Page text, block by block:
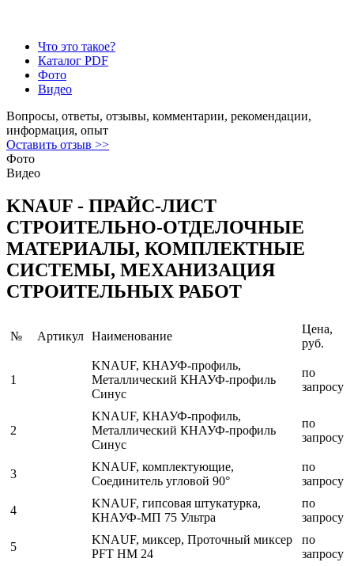
Что это такое?
Каталог PDF
Фото
Видео
Вопросы, ответы, отзывы, комментарии, рекомендации,
информация, опыт
Оставить отзыв >>
Фото
Видео
KNAUF - ПРАЙС-ЛИСТ
СТРОИТЕЛЬНО-ОТДЕЛОЧНЫЕ
МАТЕРИАЛЫ, КОМПЛЕКТНЫЕ
СИСТЕМЫ, МЕХАНИЗАЦИЯ
СТРОИТЕЛЬНЫХ РАБОТ
№ Артикул Наименование
Цена,
руб.
1
KNAUF, КНАУФ-профиль,
Металлический КНАУФ-профиль
Синус
по
запросу
2
KNAUF, КНАУФ-профиль,
Металлический КНАУФ-профиль
Синус
по
запросу
3
KNAUF, комплектующие,
Соединитель угловой 90°
по
запросу
4
KNAUF, гипсовая штукатурка,
КНАУФ-МП 75 Ультра
по
запросу
5
KNAUF, миксер, Проточный миксер
PFT HM 24
по
запросу